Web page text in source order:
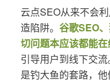
云点SEO从来不会利
造陷阱。 谷歌SEO
切问题本应该都能
引导用户到线下交
是钓大鱼的套路，